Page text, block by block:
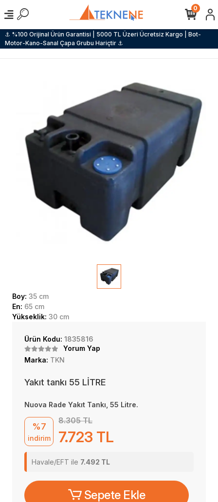
⚓ %100 Orijinal Ürün Garantisi | 5000 TL Üzeri Ücretsiz Kargo | Bot-
Motor-Kano-Sanal Çapa Grubu Hariçtir ⚓
0
Boy: 35 cm
En: 65 cm
Yükseklik: 30 cm
Ürün Kodu: 1835816
Yorum Yap
Marka: TKN
Yakıt tankı 55 LİTRE
Nuova Rade Yakıt Tankı, 55 Litre.
%7
indirim
8.305 TL
7.723 TL
Havale/EFT ile 7.492 TL
Sepete Ekle